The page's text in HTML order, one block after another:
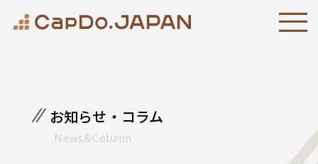
お知らせ・コラム
News&Column